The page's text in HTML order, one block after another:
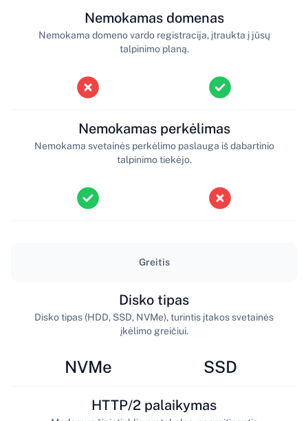
Nemokamas domenas
Nemokama domeno vardo registracija, įtraukta į jūsų
talpinimo planą.
Nemokamas perkėlimas
Nemokama svetainės perkėlimo paslauga iš dabartinio
talpinimo tiekėjo.
Greitis
NVMe
Disko tipas
Disko tipas (HDD, SSD, NVMe), turintis įtakos svetainės
įkėlimo greičiui.
SSD
HTTP/2 palaikymas